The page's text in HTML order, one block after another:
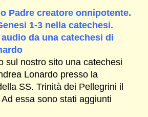
Padre creatore onnipotente.
1-3 nella catechesi.
da una catechesi di
sul nostro sito una catechesi
Lonardo presso la
SS. Trinità dei Pellegrini il
essa sono stati aggiunti